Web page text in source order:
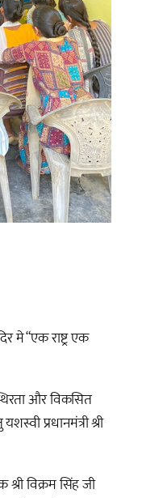
मे “एक राष्ट्र एक
और विकसित
प्रधानमंत्री श्री
विक्रम सिंह जी